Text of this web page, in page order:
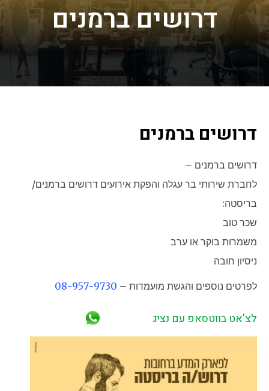
דרושים ברמנים
דרושים ברמנים
דרושים ברמנים –
לחברת שירותי בר עגלה והפקת אירועים דרושים ברמנים/
בריסטה:
שכר טוב
משמרות בוקר או ערב
ניסיון חובה
לפרטים נוספים והגשת מועמדות – 08-957-9730
לצ'אט בווטסאפ עם נציג